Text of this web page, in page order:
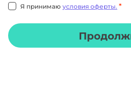
Я принимаю условия оферты. *